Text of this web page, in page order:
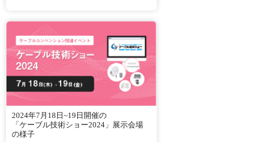
2024年7月18日~19日開催の
「ケーブル技術ショー2024」展示会場
の様子